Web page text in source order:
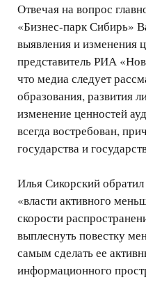
Отвечая на вопрос
«Бизнес-парк Сибирь»
выявления и изменения
представитель РИА
что медиа следует
образования, развития
изменение ценностей
всегда востребован,
государства и
Илья Сикорский
«власти активного
скорости
выплеснуть повестку
самым сделать ее
информационного